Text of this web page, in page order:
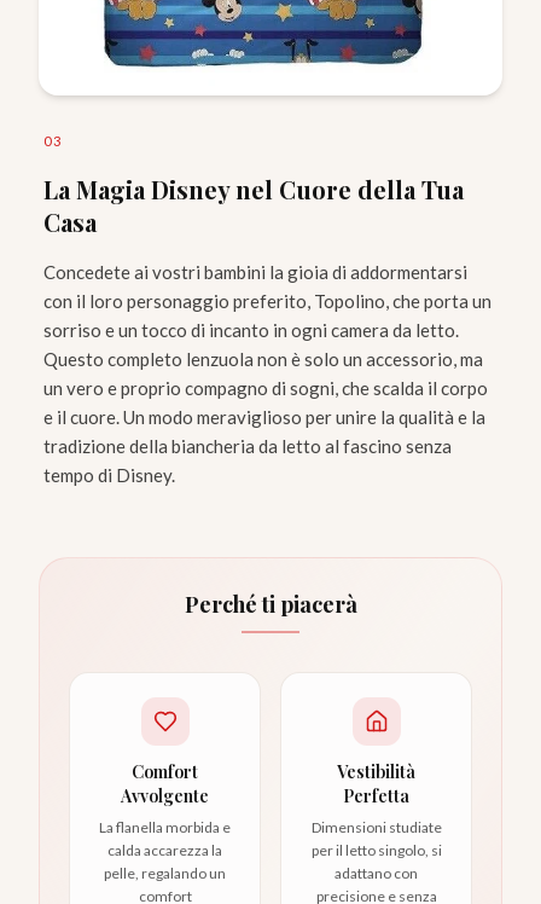
03
La Magia Disney nel Cuore della Tua
Casa
Concedete ai vostri bambini la gioia di addormentarsi
con il loro personaggio preferito, Topolino, che porta un
sorriso e un tocco di incanto in ogni camera da letto.
Questo completo lenzuola non è solo un accessorio, ma
un vero e proprio compagno di sogni, che scalda il corpo
e il cuore. Un modo meraviglioso per unire la qualità e la
tradizione della biancheria da letto al fascino senza
tempo di Disney.
Perché ti piacerà
Comfort
Avvolgente
La flanella morbida e
calda accarezza la
pelle, regalando un
comfort
Vestibilità
Perfetta
Dimensioni studiate
per il letto singolo, si
adattano con
precisione e senza